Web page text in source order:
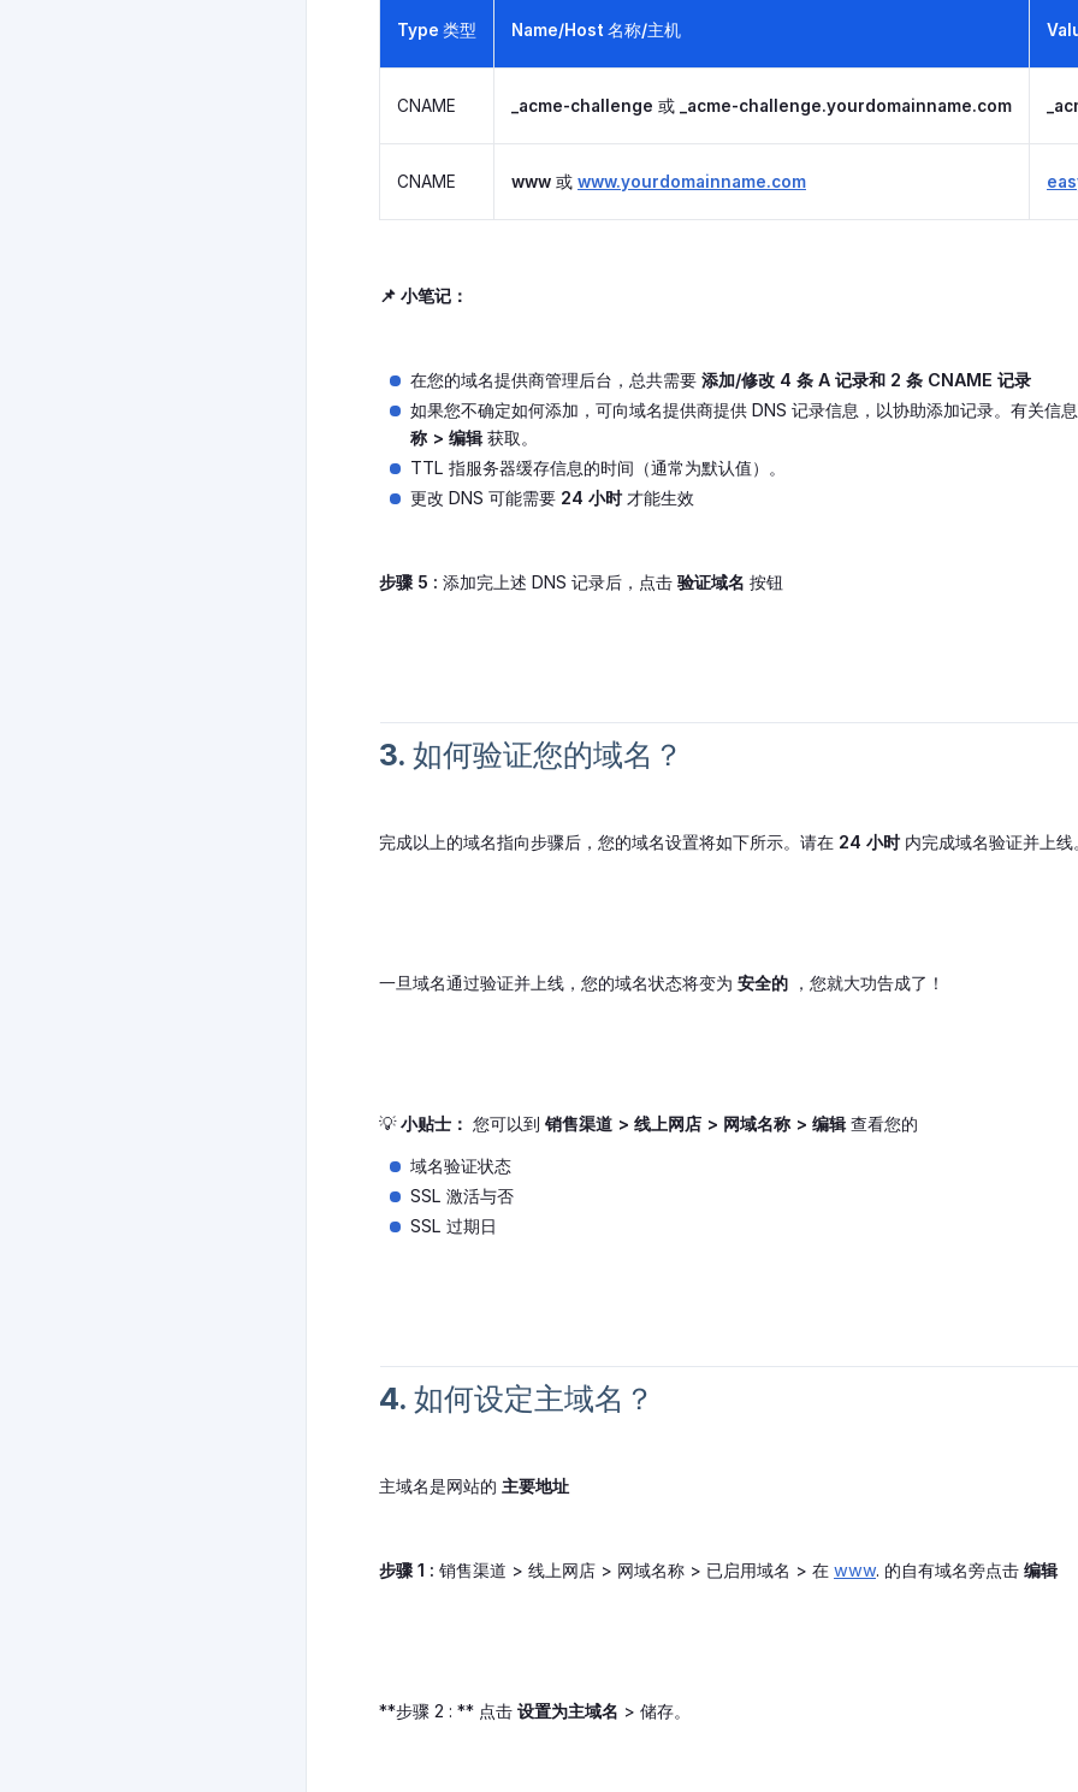
Type 类型 Name/Host 名称/主机
CNAME _acme-challenge 或 _acme-challenge.yourdomainname.com
CNAME www 或 www.yourdomainname.com
📌 小笔记：
在您的域名提供商管理后台，总共需要 添加/修改 4 条 A 记录和 2 条 CNAME 记录
如果您不确定如何添加，可向域名提供商提供 DNS 记录信息，以协助添加记录。有关信
称 > 编辑获取。
TTL 指服务器缓存信息的时间（通常为默认值）。
更改 DNS 可能需要 24 小时才能生效
步骤 5 : 添加完上述 DNS 记录后，点击 验证域名 按钮
3. 如何验证您的域名？
完成以上的域名指向步骤后，您的域名设置将如下所示。请在 24 小时内完成域名验证并上线
一旦域名通过验证并上线，您的域名状态将变为 安全的 ，您就大功告成了！
💡小贴士： 您可以到 销售渠道 > 线上网店 > 网域名称 > 编辑查看您的
域名验证状态
SSL 激活与否
SSL 过期日
4. 如何设定主域名？
主域名是网站的 主要地址
步骤 1 : 销售渠道 > 线上网店 > 网域名称 > 已启用域名 > 在 www. 的自有域名旁点击 编辑
**步骤 2 : ** 点击 设置为主域名 > 储存。